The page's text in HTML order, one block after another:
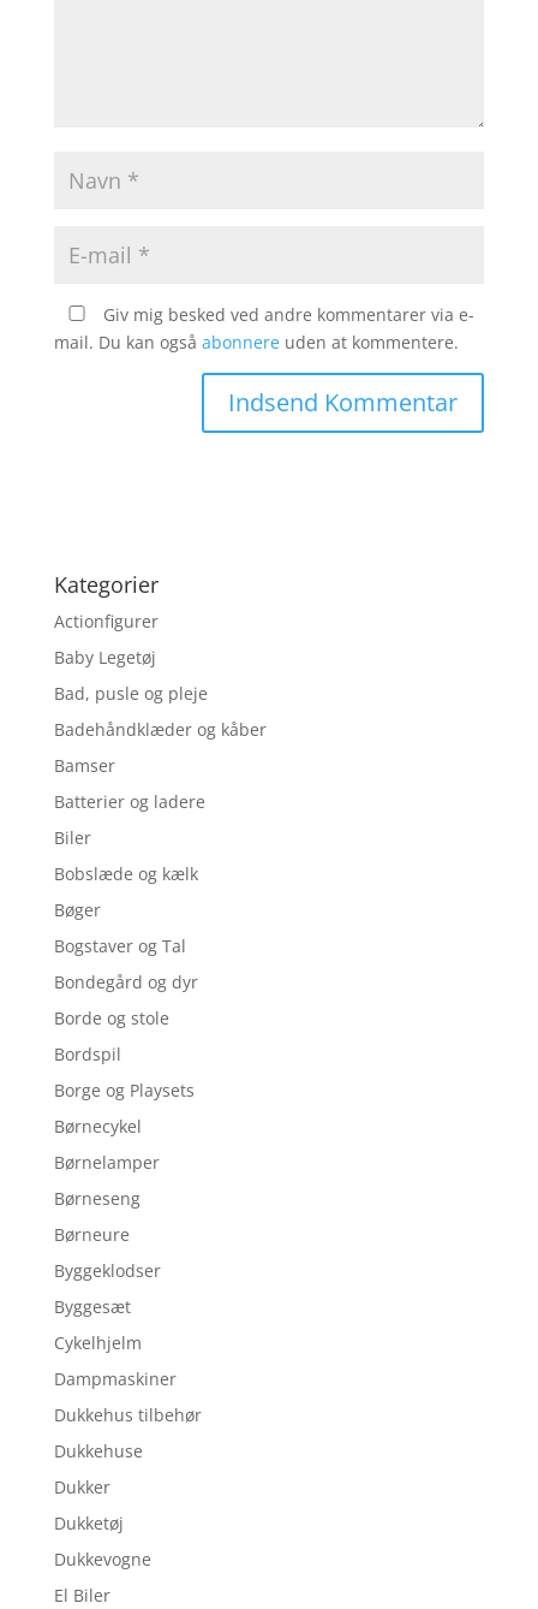
Giv mig besked ved andre kommentarer via e-
mail. Du kan også abonnereuden at kommentere.
Kategorier
Actionfigurer
Baby Legetøj
Bad, pusle og pleje
Badehåndklæder og kåber
Bamser
Batterier og ladere
Biler
Bobslæde og kælk
Bøger
Bogstaver og Tal
Bondegård og dyr
Borde og stole
Bordspil
Borge og Playsets
Børnecykel
Børnelamper
Børneseng
Børneure
Byggeklodser
Byggesæt
Cykelhjelm
Dampmaskiner
Dukkehus tilbehør
Dukkehuse
Dukker
Dukketøj
Dukkevogne
El Biler